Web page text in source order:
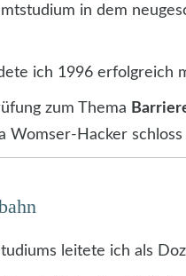
in dem
ich 1996 erfolgreich
zum Thema
Womser-Hacker
leitete ich als